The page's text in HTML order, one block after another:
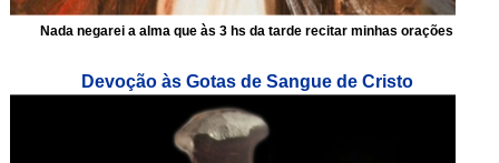
Nada negarei a alma que às 3 hs da tarde recitar minhas orações
Devoção às Gotas de Sangue de Cristo